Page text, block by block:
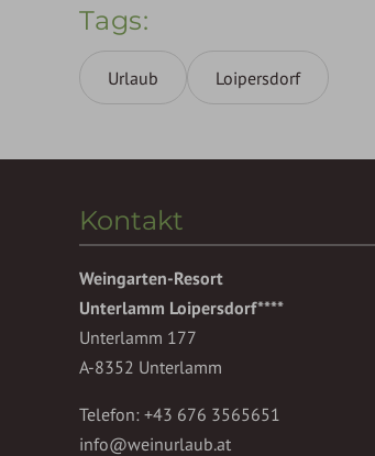
Tags
Urlaub Loipersdorf
Kontakt
Weingarten-Resort
Unterlamm Loipersdorf****
Unterlamm 177
A-8352 Unterlamm
Telefon: +43 676 3565651
info@weinurlaub.at